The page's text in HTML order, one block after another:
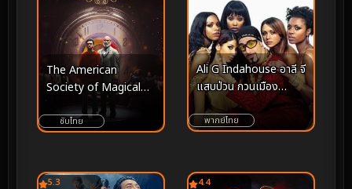
The American
Society of Magical
Negroes (2024)
ซับไทย
Ali G Indahouse อาลี จี
แสบป่วน กวนเมือง
(2002)
พากย์ไทย
5.3 4.4